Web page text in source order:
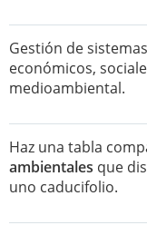
Gestión de sistemas
económicos,
medioambiental.
Haz una tabla
ambientales que
uno caducifolio.